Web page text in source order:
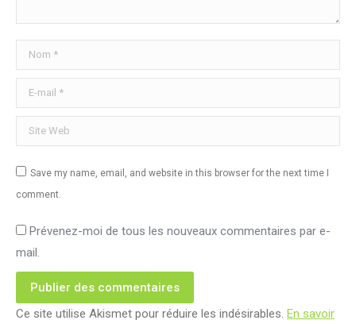
Nom *
E-mail *
Site Web
Save my name, email, and website in this browser for the next time I
comment.
Prévenez-moi de tous les nouveaux commentaires par e-
mail.
Publier des commentaires
Ce site utilise Akismet pour réduire les indésirables. En savoir